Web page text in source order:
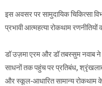
इस अवसर पर सामुदायिक चिकित्सा
प्रभावी आत्महत्या रोकथाम रणनीतियों
डॉ उज़मा एरम और डॉ तबस्सुम नवाब
साधनों तक पहुंच पर प्रतिबंध,
और स्कूल-आधारित सामान्य रोकथाम